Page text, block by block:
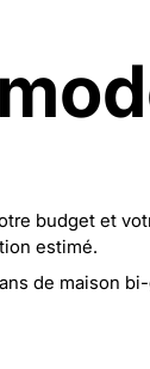
budget et
estimé.
de maison